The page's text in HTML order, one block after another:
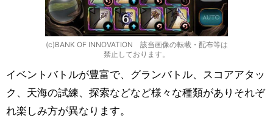
(c)BANK OF INNOVATION 該当画像の転載・配布等は
禁止しております。
イベントバトルが豊富で、グランバトル、スコアアタッ
ク、天海の試練、探索などなど様々な種類がありそれぞ
れ楽しみ方が異なります。